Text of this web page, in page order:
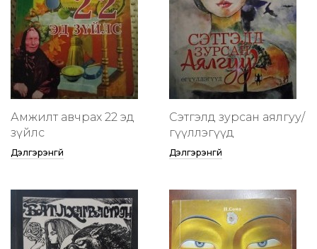
Амжилт авчрах 22 эд
зүйлс
Дэлгэрэнгүй
Сэтгэлд зурсан аялгуу/
өгүүллэгүүд
Дэлгэрэнгүй